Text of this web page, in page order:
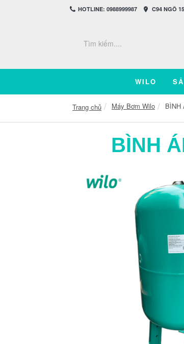
HOTLINE: 0988999987 C94 NGÕ
WILO
Trang chủ Máy Bơm Wilo BÌNH
BÌNH